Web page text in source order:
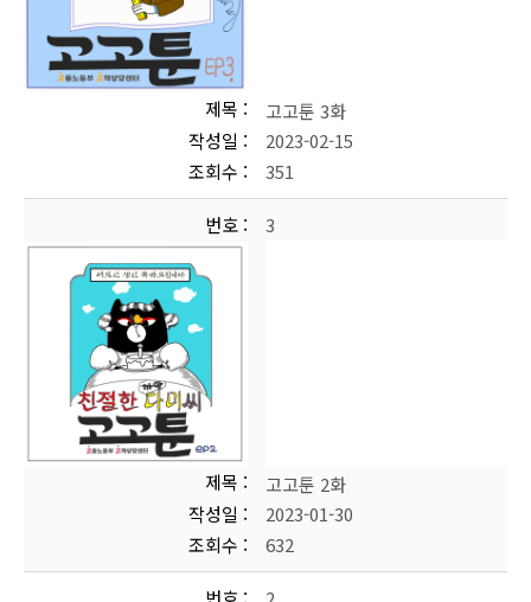
제목
고고툰 3화
작성일
2023-02-15
조회수
351
번호 3
제목
고고툰 2화
작성일
2023-01-30
조회수
632